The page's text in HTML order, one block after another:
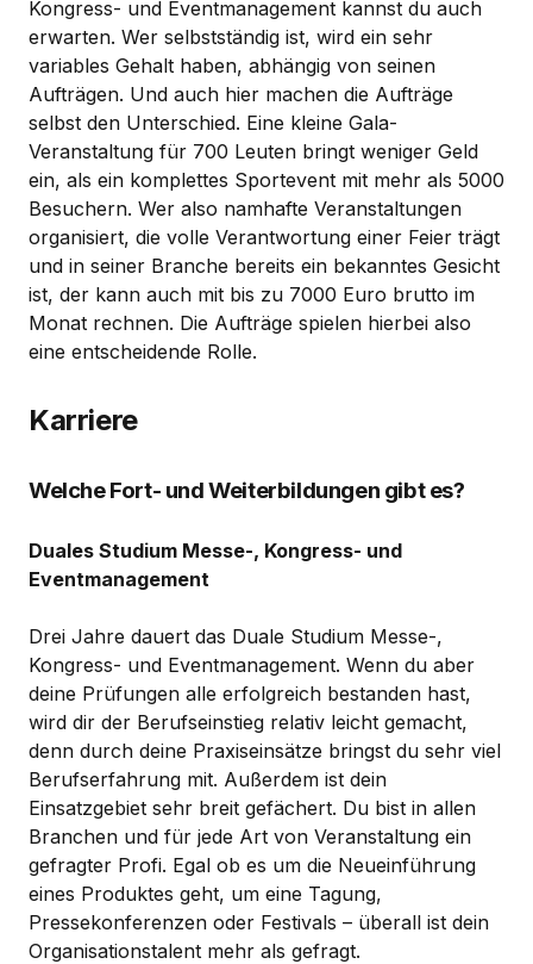
Kongress- und Eventmanagement kannst du auch
erwarten. Wer selbstständig ist, wird ein sehr
variables Gehalt haben, abhängig von seinen
Aufträgen. Und auch hier machen die Aufträge
selbst den Unterschied. Eine kleine Gala-
Veranstaltung für 700 Leuten bringt weniger Geld
ein, als ein komplettes Sportevent mit mehr als 5000
Besuchern. Wer also namhafte Veranstaltungen
organisiert, die volle Verantwortung einer Feier trägt
und in seiner Branche bereits ein bekanntes Gesicht
ist, der kann auch mit bis zu 7000 Euro brutto im
Monat rechnen. Die Aufträge spielen hierbei also
eine entscheidende Rolle.
Karriere
Welche Fort- und Weiterbildungen gibt es?
Duales Studium Messe-, Kongress- und
Eventmanagement
Drei Jahre dauert das Duale Studium Messe-,
Kongress- und Eventmanagement. Wenn du aber
deine Prüfungen alle erfolgreich bestanden hast,
wird dir der Berufseinstieg relativ leicht gemacht,
denn durch deine Praxiseinsätze bringst du sehr viel
Berufserfahrung mit. Außerdem ist dein
Einsatzgebiet sehr breit gefächert. Du bist in allen
Branchen und für jede Art von Veranstaltung ein
gefragter Profi. Egal ob es um die Neueinführung
eines Produktes geht, um eine Tagung,
Pressekonferenzen oder Festivals – überall ist dein
Organisationstalent mehr als gefragt.